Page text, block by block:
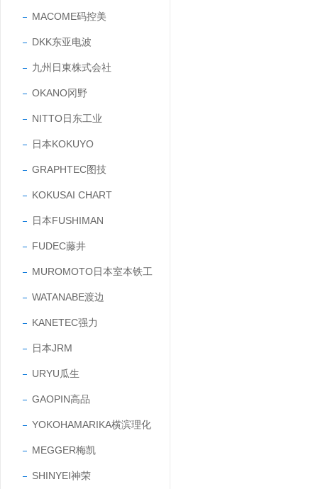
MACOME码控美
DKK东亚电波
九州日東株式会社
OKANO冈野
NITTO日东工业
日本KOKUYO
GRAPHTEC图技
KOKUSAI CHART
日本FUSHIMAN
FUDEC藤井
MUROMOTO日本室本铁工
WATANABE渡边
KANETEC强力
日本JRM
URYU瓜生
GAOPIN高品
YOKOHAMARIKA横滨理化
MEGGER梅凯
SHINYEI神荣